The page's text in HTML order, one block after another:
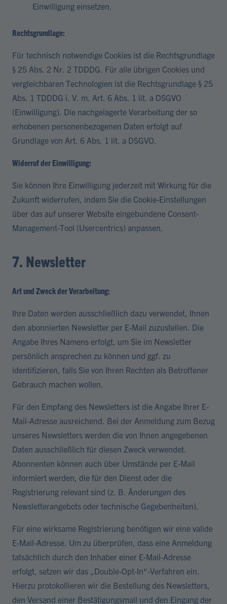
Einwilligung einsetzen.
Rechtsgrundlage:
Für technisch notwendige Cookies ist die Rechtsgrundlage
§ 25 Abs. 2 Nr. 2 TDDDG. Für alle übrigen Cookies und
vergleichbaren Technologien ist die Rechtsgrundlage § 25
Abs. 1 TDDDG i. V. m. Art. 6 Abs. 1 lit. a DSGVO
(Einwilligung). Die nachgelagerte Verarbeitung der so
erhobenen personenbezogenen Daten erfolgt auf
Grundlage von Art. 6 Abs. 1 lit. a DSGVO.
Widerruf der Einwilligung:
Sie können Ihre Einwilligung jederzeit mit Wirkung für die
Zukunft widerrufen, indem Sie die Cookie-Einstellungen
über das auf unserer Website eingebundene Consent-
Management-Tool (Usercentrics) anpassen.
7. Newsletter
Art und Zweck der Verarbeitung:
Ihre Daten werden ausschließlich dazu verwendet, Ihnen
den abonnierten Newsletter per E-Mail zuzustellen. Die
Angabe Ihres Namens erfolgt, um Sie im Newsletter
persönlich ansprechen zu können und ggf. zu
identifizieren, falls Sie von Ihren Rechten als Betroffener
Gebrauch machen wollen.
Für den Empfang des Newsletters ist die Angabe Ihrer E-
Mail-Adresse ausreichend. Bei der Anmeldung zum Bezug
unseres Newsletters werden die von Ihnen angegebenen
Daten ausschließlich für diesen Zweck verwendet.
Abonnenten können auch über Umstände per E-Mail
informiert werden, die für den Dienst oder die
Registrierung relevant sind (z. B. Änderungen des
Newsletterangebots oder technische Gegebenheiten).
Für eine wirksame Registrierung benötigen wir eine valide
E-Mail-Adresse. Um zu überprüfen, dass eine Anmeldung
tatsächlich durch den Inhaber einer E-Mail-Adresse
erfolgt, setzen wir das „Double-Opt-In“-Verfahren ein.
Hierzu protokollieren wir die Bestellung des Newsletters,
den Versand einer Bestätigungsmail und den Eingang der